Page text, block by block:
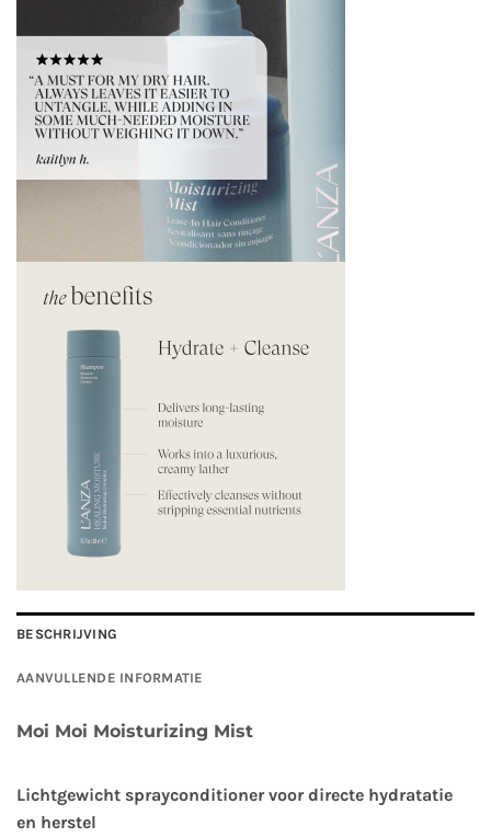
BESCHRIJVING
AANVULLENDE INFORMATIE
Moi Moi Moisturizing Mist
Lichtgewicht sprayconditioner voor directe hydratatie
en herstel